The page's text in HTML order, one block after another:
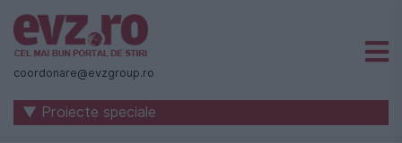
Știri
naționale
internaționale
coordonare@evzgroup.ro
▼ Proiecte speciale